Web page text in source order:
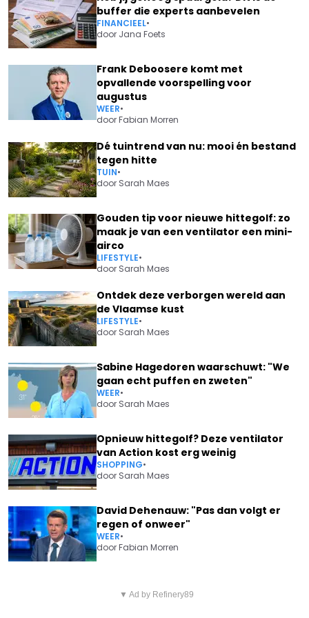
buffer die experts aanbevelen
FINANCIEEL•
door Jana Foets
Frank Deboosere komt met
opvallende voorspelling voor
augustus
WEER•
doorFabian Morren
Dé tuintrend van nu: mooi én bestand
tegen hitte
TUIN•
door Sarah Maes
Gouden tip voor nieuwe hittegolf: zo
maak je van een ventilator een mini-
airco
LIFESTYLE•
door Sarah Maes
Ontdek deze verborgen wereld aan
de Vlaamse kust
LIFESTYLE•
door Sarah Maes
Sabine Hagedoren waarschuwt: "We
gaan echt puffen en zweten"
WEER•
door Sarah Maes
Opnieuw hittegolf? Deze ventilator
van Action kost erg weinig
SHOPPING•
door Sarah Maes
David Dehenauw: "Pas dan volgt er
regen of onweer"
WEER•
doorFabian Morren
EXAMENS GESCHRAPT,
▼ Ad by Refinery89